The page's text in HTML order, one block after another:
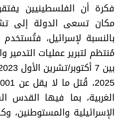
فكرة أن الفلسطينيين
مكان تسعى الدولة إلى
بالنسبة لإسرائيل، فتُستخدم
مُنتظم لتبرير عمليات
الغربية، بما فيها القدس
الإسرائيلية